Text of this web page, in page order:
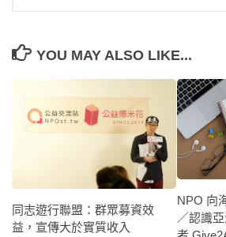
YOU MAY ALSO LIKE...
同志遊行聯盟：群眾募資效
益，宣傳大於實質收入
NPO 向
／認識